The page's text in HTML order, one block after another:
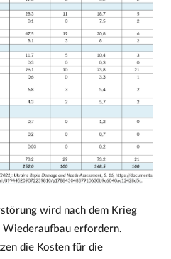
wird nach dem Krieg
Wiederaufbau erfordern.
die Kosten für die